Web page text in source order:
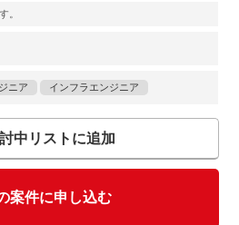
。
ニア インフラエンジニア
中リストに追加
案件に申し込む